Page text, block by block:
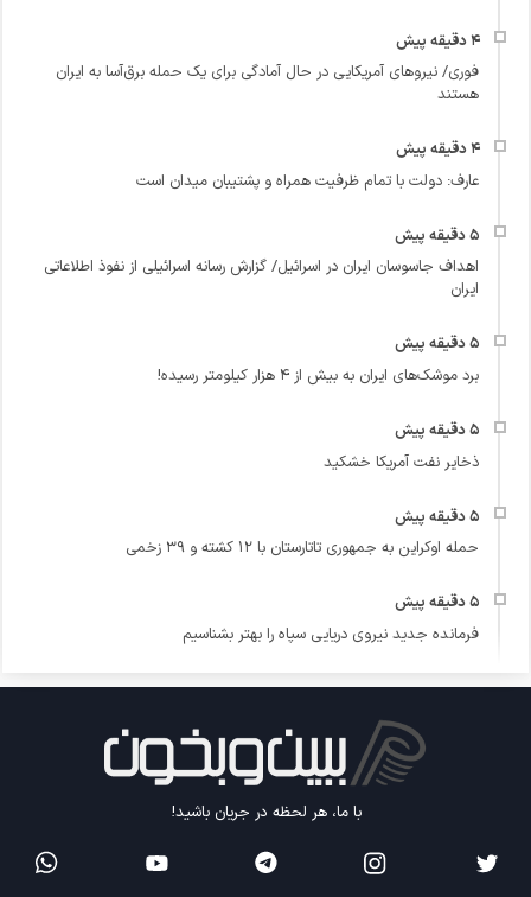
فوری/ نیروهای آمریکایی در حال آمادگی برای یک حمله برق‌آسا به ایران
هستند
عارف: دولت با تمام ظرفیت همراه و پشتیبان میدان است
اهداف جاسوسان ایران در اسرائیل/ گزارش رسانه اسرائیلی از نفوذ اطلاعاتی
ایران
برد موشک‌های ایران به بیش از ۴ هزار کیلومتر رسیده!
ذخایر نفت آمریکا خشکید
حمله اوکراین به جمهوری تاتارستان با ۱۲ کشته و ۳۹ زخمی
فرمانده جدید نیروی دریایی سپاه را بهتر بشناسیم
با ما، هر لحظه در جریان باشید!